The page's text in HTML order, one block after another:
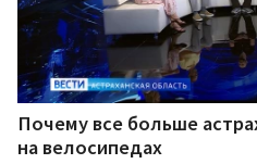
Почему все больше
на велосипедах